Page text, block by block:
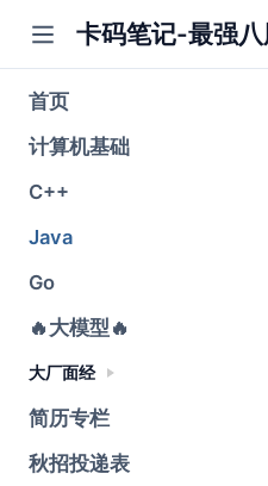
卡码笔记-最强
首页
计算机基础
C++
Java
Go
🔥大模型🔥
大厂面经
简历专栏
秋招投递表
建造者模式
简要回答
过程与它的表示分离，
版，通过不同的建造者